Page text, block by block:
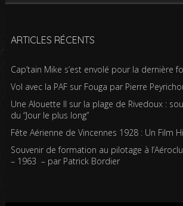
ARTICLES RÉCENTS
Cap’tain Mike s’est envolé pour la dernière
Vol avec la PAF sur Fouga par Pierre
Une Alouette II sur la plage de Rivedoux :
du “Jour le plus long”
Fête Aérienne de Vincennes 1928 : Un Film
Souvenir de formation au pilotage à
– 1963 – par Patrick Bordier